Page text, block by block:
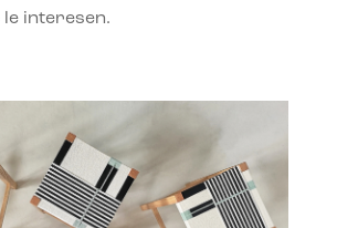
interesen.